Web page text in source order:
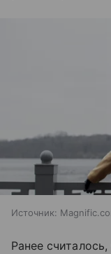
Источник:
Ранее